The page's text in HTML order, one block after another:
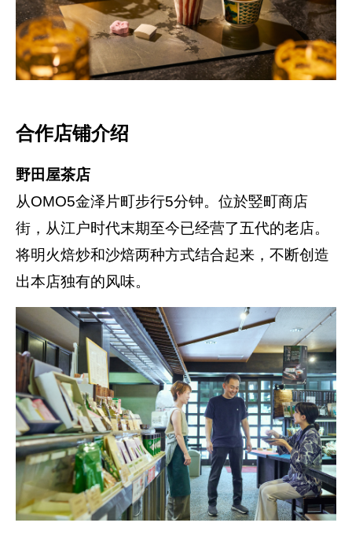
合作店铺介绍
野田屋茶店
从OMO5金泽片町步行5分钟。位於竪町商店
街，从江户时代末期至今已经营了五代的老店。
将明火焙炒和沙焙两种方式结合起来，不断创造
出本店独有的风味。